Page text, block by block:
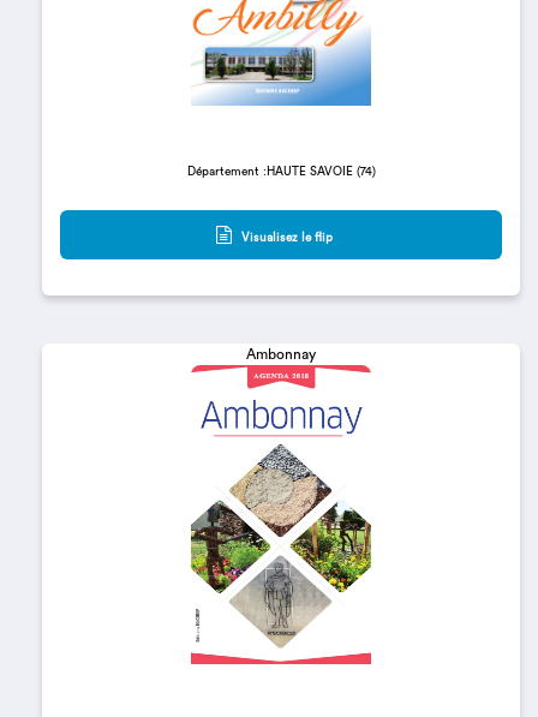
Département :HAUTE SAVOIE (74)
Visualisez le flip
Ambonnay